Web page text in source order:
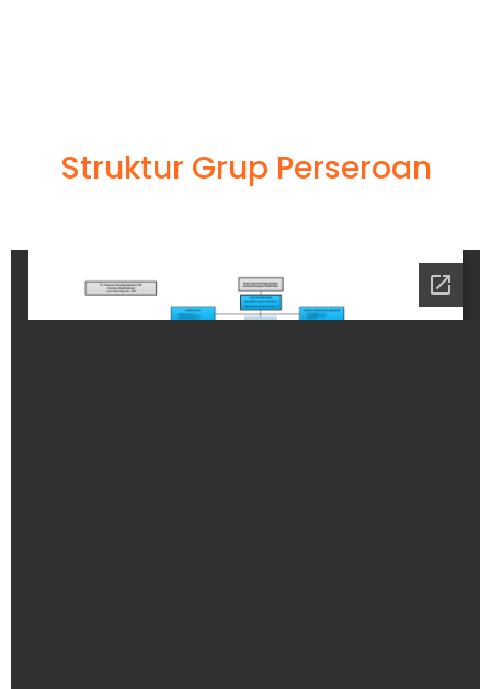
Struktur Grup Perseroan